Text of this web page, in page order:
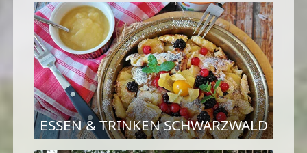
ESSEN & TRINKEN SCHWARZWALD